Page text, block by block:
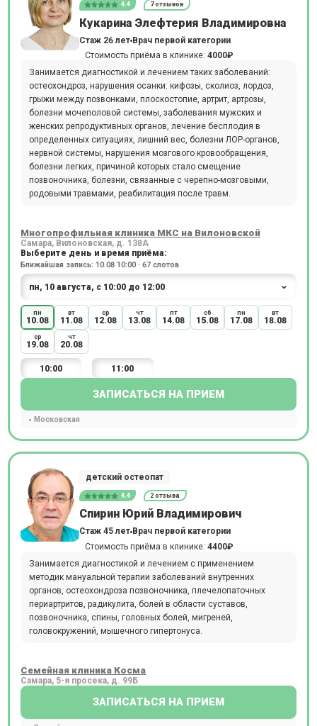
4.4 7 отзывов
Кукарина Элефтерия Владимировна
Стаж 26 лет Врач первой категории
Стоимость приёма в клинике: 4000₽
Занимается диагностикой и лечением таких заболеваний:
остеохондроз, нарушения осанки: кифозы, сколиоз, лордоз,
грыжи между позвонками, плоскостопие, артрит, артрозы,
болезни мочеполовой системы, заболевания мужских и
женских репродуктивных органов, лечение бесплодия в
определенных ситуациях, лишний вес, болезни ЛОР-органов,
нервной системы, нарушения мозгового кровообращения,
болезни легких, причиной которых стало смещение
позвоночника, болезни, связанные с черепно-мозговыми,
родовыми травмами, реабилитация после травм.
Многопрофильная клиника МКС на Вилоновской
Самара, Вилоновская, д. 138А
Выберите день и время приёма:
Ближайшая запись: 10.08 10:00 · 67 слотов
пн
10.08
вт
11.08
ср
12.08
чт
13.08
пт
14.08
сб
15.08
пн
17.08
вт
18.08
ср
19.08
чт
20.08
10:00 11:00
ЗАПИСАТЬСЯ НА ПРИЕМ
Московская
детский остеопат
4.4 2 отзыва
Спирин Юрий Владимирович
Стаж 45 лет Врач первой категории
Стоимость приёма в клинике: 4400₽
Занимается диагностикой и лечением с применением
методик мануальной терапии заболеваний внутренних
органов, остеохондроза позвоночника, плечелопаточных
периартритов, радикулита, болей в области суставов,
позвоночника, спины, головных болей, мигреней,
головокружений, мышечного гипертонуса.
Семейная клиника Косма
Самара, 5-я просека, д. 99Б
ЗАПИСАТЬСЯ НА ПРИЕМ